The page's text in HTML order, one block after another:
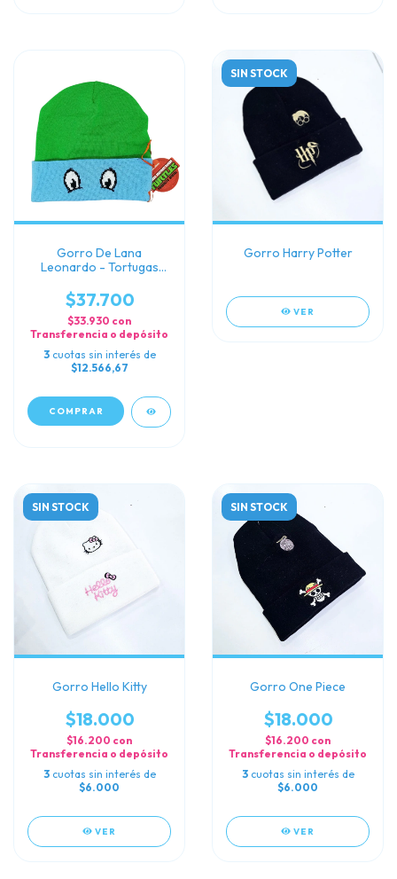
Gorro De Lana
Leonardo - Tortugas
$37.700
$33.930 con
Transferencia o depósito
3 cuotas sin interés de
$12.566,67
SIN STOCK
Gorro Harry Potter
VER
SIN STOCK
Gorro Hello Kitty
$18.000
$16.200 con
Transferencia o depósito
3 cuotas sin interés de
$6.000
VER
SIN STOCK
Gorro One Piece
$18.000
$16.200 con
Transferencia o depósito
3 cuotas sin interés de
$6.000
VER